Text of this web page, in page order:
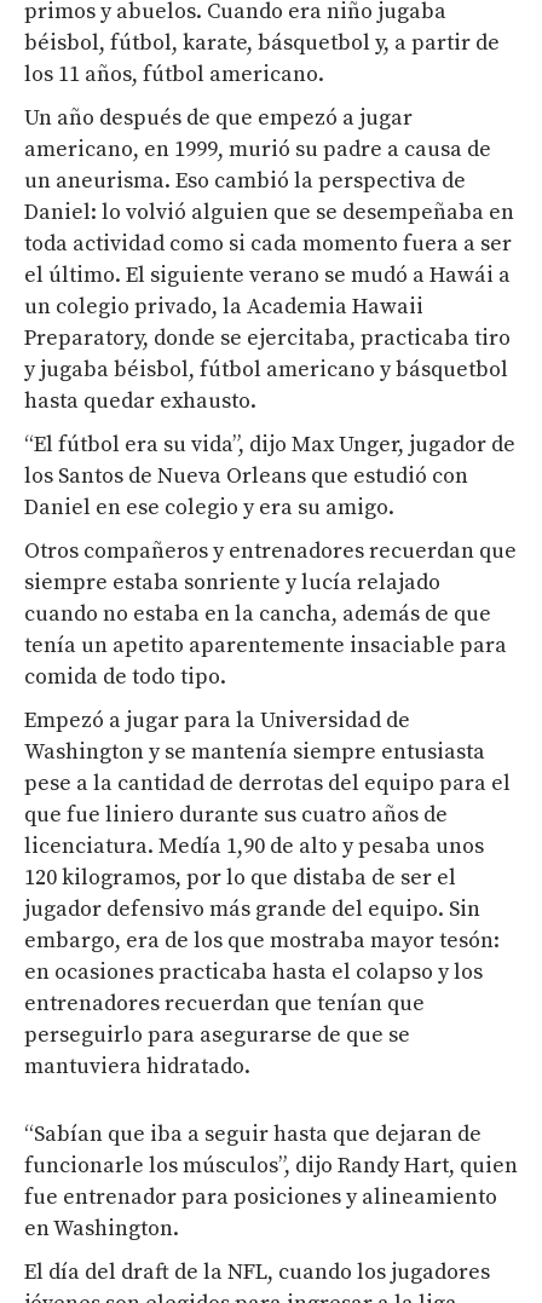
primos y abuelos. Cuando era niño jugaba
béisbol, fútbol, karate, básquetbol y, a partir de
los 11 años, fútbol americano.
Un año después de que empezó a jugar
americano, en 1999, murió su padre a causa de
un aneurisma. Eso cambió la perspectiva de
Daniel: lo volvió alguien que se desempeñaba en
toda actividad como si cada momento fuera a ser
el último. El siguiente verano se mudó a Hawái a
un colegio privado, la Academia Hawaii
Preparatory, donde se ejercitaba, practicaba tiro
y jugaba béisbol, fútbol americano y básquetbol
hasta quedar exhausto.
“El fútbol era su vida”, dijo Max Unger, jugador de
los Santos de Nueva Orleans que estudió con
Daniel en ese colegio y era su amigo.
Otros compañeros y entrenadores recuerdan que
siempre estaba sonriente y lucía relajado
cuando no estaba en la cancha, además de que
tenía un apetito aparentemente insaciable para
comida de todo tipo.
Empezó a jugar para la Universidad de
Washington y se mantenía siempre entusiasta
pese a la cantidad de derrotas del equipo para el
que fue liniero durante sus cuatro años de
licenciatura. Medía 1,90 de alto y pesaba unos
120 kilogramos, por lo que distaba de ser el
jugador defensivo más grande del equipo. Sin
embargo, era de los que mostraba mayor tesón:
en ocasiones practicaba hasta el colapso y los
entrenadores recuerdan que tenían que
perseguirlo para asegurarse de que se
mantuviera hidratado.
“Sabían que iba a seguir hasta que dejaran de
funcionarle los músculos”, dijo Randy Hart, quien
fue entrenador para posiciones y alineamiento
en Washington.
El día del draft de la NFL, cuando los jugadores